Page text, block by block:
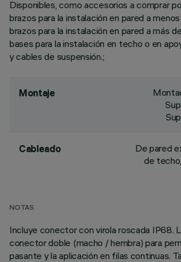
Disponibles, como accesorios a comprar
brazos para la instalación en pared a
brazos para la instalación en pared a más
bases para la instalación en techo o en
y cables de suspensión.;
Montaje
Cableado
De pared
de
NOTAS
Incluye conector con virola roscada IP68.
conector doble (macho / hembra) para
pasante y la aplicación en filas continuas.